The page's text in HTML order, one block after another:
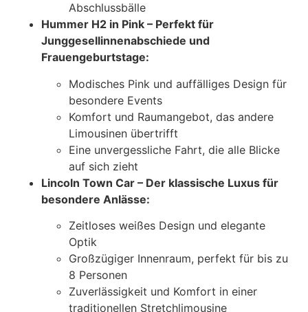
Abschlussbälle
Hummer H2 in Pink – Perfekt für
Junggesellinnenabschiede und
Frauengeburtstage:
Modisches Pink und auffälliges Design für
besondere Events
Komfort und Raumangebot, das andere
Limousinen übertrifft
Eine unvergessliche Fahrt, die alle Blicke
auf sich zieht
Lincoln Town Car – Der klassische Luxus für
besondere Anlässe:
Zeitloses weißes Design und elegante
Optik
Großzügiger Innenraum, perfekt für bis zu
8 Personen
Zuverlässigkeit und Komfort in einer
traditionellen Stretchlimousine